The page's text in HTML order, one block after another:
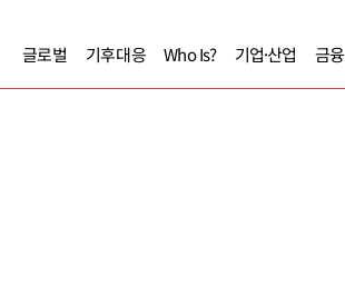
글로벌 기후대응 Who Is? 기업·산업 금융